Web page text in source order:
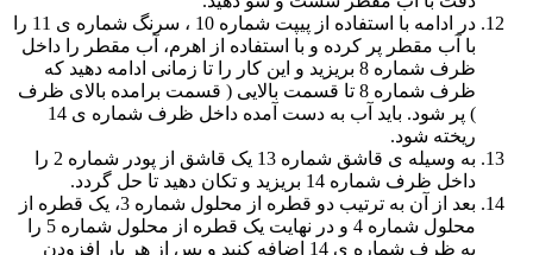
در ادامه با استفاده از پیپت شماره 10 ، سرنگ شماره ی 11 را
با آب مقطر پر کرده و با استفاده از اهرم، آب مقطر را داخل
ظرف شماره 8 بریزید و این کار را تا زمانی ادامه دهید که
ظرف شماره 8 تا قسمت بالایی ( قسمت برامده بالای ظرف
) پر شود. باید آب به دست آمده داخل ظرف شماره ی 14
ریخته شود.
به وسیله ی قاشق شماره 13 یک قاشق از پودر شماره 2 را
داخل ظرف شماره 14 بریزید و تکان دهید تا حل گردد.
بعد از آن به ترتیب دو قطره از محلول شماره 3، یک قطره از
محلول شماره 4 و در نهایت یک قطره از محلول شماره 5 را
به ظرف شماره ی 14 اضافه کنید و پس از هر بار افزودن